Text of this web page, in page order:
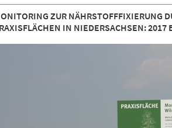
ZUR NÄHRSTOFFFIXIERUNG
IN NIEDERSACHSEN: 2017